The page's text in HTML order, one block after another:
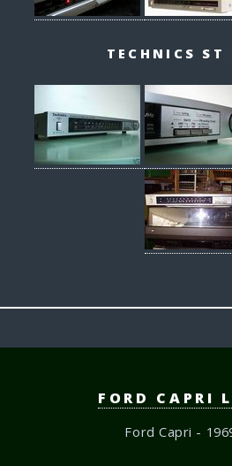
TECHNICS
FORD CAPRI
Ford Capri -